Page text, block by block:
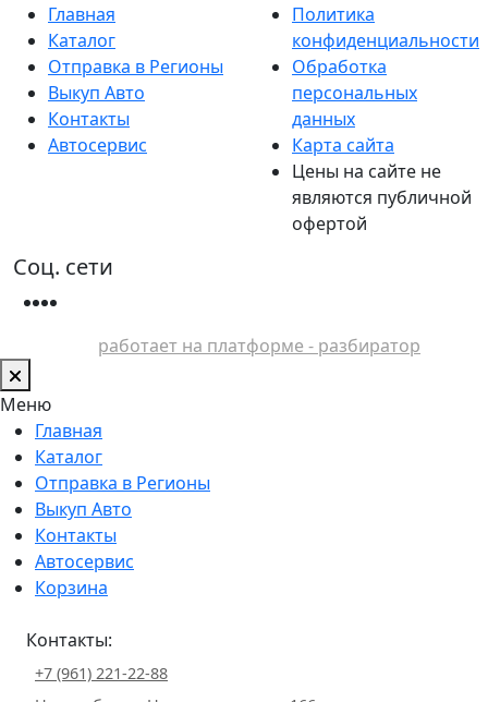
Главная
Каталог
Отправка в Регионы
Выкуп Авто
Контакты
Автосервис
Политика
конфиденциальности
Обработка
персональных
данных
Карта сайта
Цены на сайте не
являются публичной
офертой
Соц. сети
работает на платформе - разбиратор
Меню
Главная
Каталог
Отправка в Регионы
Выкуп Авто
Контакты
Автосервис
Корзина
Контакты:
+7 (961) 221-22-88